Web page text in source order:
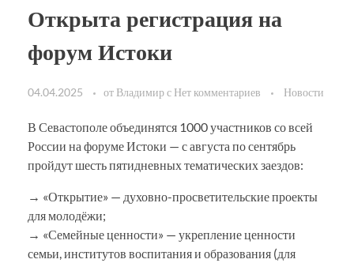
Открыта регистрация на
форум Истоки
04.04.2025 от Владимирс Нет комментариев Новости
В Севастополе объединятся 1000 участников со всей
России на форуме Истоки — с августа по сентябрь
пройдут шесть пятидневных тематических заездов:
→ «Открытие» — духовно-просветительские проекты
для молодёжи;
→ «Семейные ценности» — укрепление ценности
семьи, институтов воспитания и образования (для